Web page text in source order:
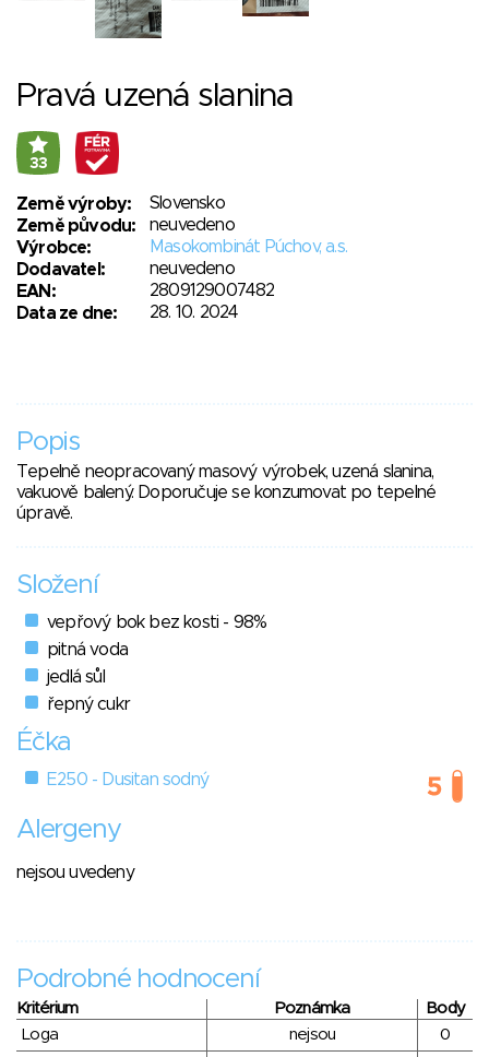
Pravá uzená slanina
33
Země výroby:
Slovensko
Země původu:
neuvedeno
Výrobce:
Masokombinát Púchov, a.s.
Dodavatel:
neuvedeno
EAN:
2809129007482
Data ze dne:
28. 10. 2024
Popis
Tepelně neopracovaný masový výrobek, uzená slanina,
vakuově balený. Doporučuje se konzumovat po tepelné
úpravě.
Složení
vepřový bok bez kosti - 98%
pitná voda
jedlá sůl
řepný cukr
Éčka
E250 - Dusitan sodný
Alergeny
nejsou uvedeny
Podrobné hodnocení
Kritérium Poznámka
Body
Loga
nejsou
0